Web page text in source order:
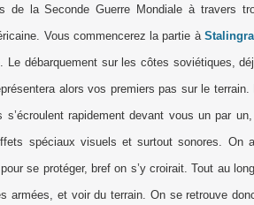
de la Seconde Guerre Mondiale à travers
Vous commencerez la partie à
Le débarquement sur les côtes soviétiques,
alors vos premiers pas sur le
s’écroulent rapidement devant vous un par
spéciaux visuels et surtout sonores.
se protéger, bref on s’y croirait. Tout au
armées, et voir du terrain. On se retrouve